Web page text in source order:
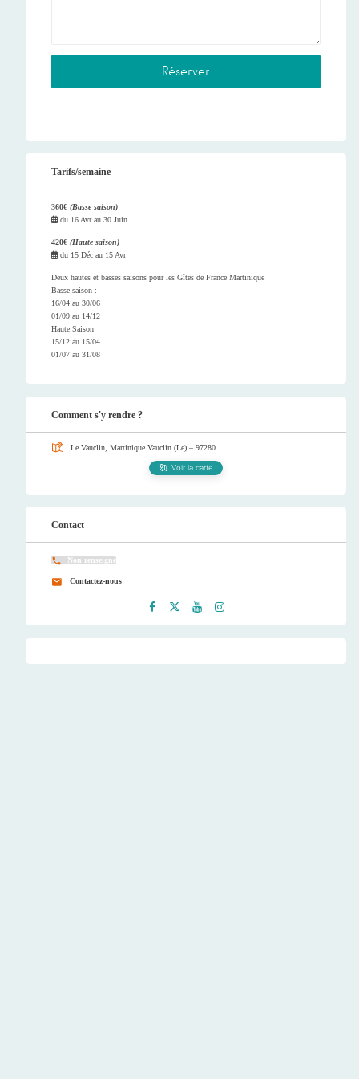
Tarifs/semaine
360€ (Basse saison)
du 16 Avrau 30 Juin
420€ (Haute saison)
du 15 Déc au 15 Avr
Deux hautes et basses saisons pour les Gîtes de France Martinique
Basse saison :
16/04 au 30/06
01/09 au 14/12
Haute Saison
15/12 au 15/04
01/07 au 31/08
Comment s'y rendre ?
Le Vauclin, Martinique Vauclin (Le) – 97280
Voir la carte
Contact
Non renseigné
Contactez-nous